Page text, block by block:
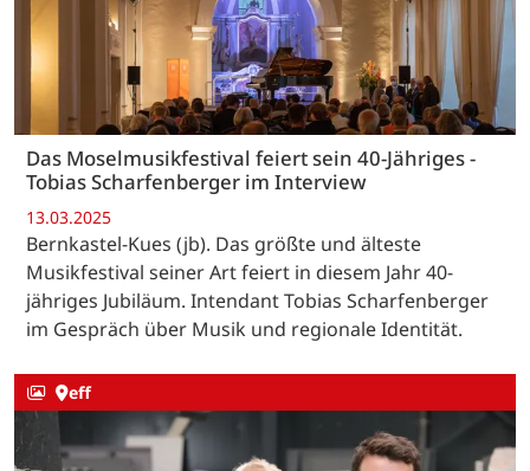
Das Moselmusikfestival feiert sein 40-Jähriges -
Tobias Scharfenberger im Interview
13.03.2025
Bernkastel-Kues (jb). Das größte und älteste
Musikfestival seiner Art feiert in diesem Jahr 40-
jähriges Jubiläum. Intendant Tobias Scharfenberger
im Gespräch über Musik und regionale Identität.
eff